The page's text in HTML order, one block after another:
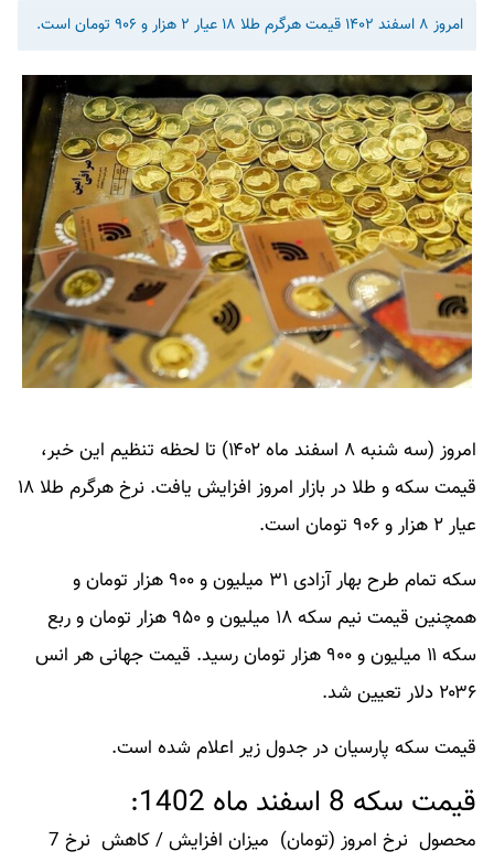
امروز ۸ اسفند ۱۴۰۲ قیمت هرگرم طلا ۱۸ عیار ۲ هزار و ۹۰۶ تومان است.
امروز (سه شنبه ۸ اسفند ماه ۱۴۰۲) تا لحظه تنظیم این خبر،
قیمت سکه و طلا در بازار امروز افزایش یافت. نرخ هرگرم طلا ۱۸
عیار ۲ هزار و ۹۰۶ تومان است.
سکه تمام طرح بهار آزادی ۳۱ میلیون و ۹۰۰ هزار تومان و
همچنین قیمت نیم سکه ۱۸ میلیون و ۹۵۰ هزار تومان و ربع
سکه ۱۱ میلیون و ۹۰۰ هزار تومان رسید. قیمت جهانی هر انس
۲۰۳۶ دلار تعیین شد.
قیمت سکه پارسیان در جدول زیر اعلام شده است.
قیمت سکه 8 اسفند ماه 1402:
محصول نرخ امروز (تومان) میزان افزایش / کاهش نرخ 7